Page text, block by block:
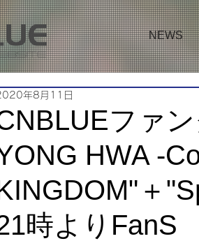
NEWS
ファ
HWA -
＋
時よりFanS
年8月11日